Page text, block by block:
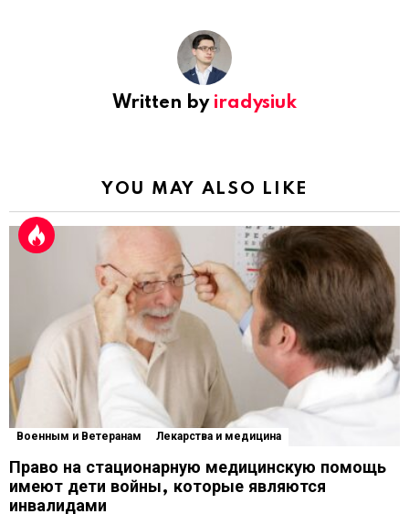
Written by iradysiuk
YOU MAY ALSO LIKE
Военным и Ветеранам Лекарства и медицина
Право на стационарную медицинскую помощь
имеют дети войны, которые являются
инвалидами